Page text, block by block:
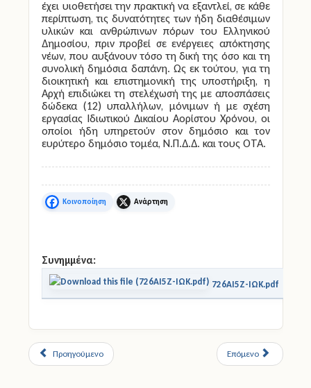
έχει υιοθετήσει την πρακτική να εξαντλεί, σε κάθε
περίπτωση, τις δυνατότητες των ήδη διαθέσιμων
υλικών και ανθρώπινων πόρων του Ελληνικού
Δημοσίου, πριν προβεί σε ενέργειες απόκτησης
νέων, που αυξάνουν τόσο τη δική της όσο και τη
συνολική δημόσια δαπάνη. Ως εκ τούτου, για τη
διοικητική και επιστημονική της υποστήριξη, η
Αρχή επιδιώκει τη στελέχωσή της με αποσπάσεις
δώδεκα (12) υπαλλήλων, μόνιμων ή με σχέση
εργασίας Ιδιωτικού Δικαίου Αορίστου Χρόνου, οι
οποίοι ήδη υπηρετούν στον δημόσιο και τον
ευρύτερο δημόσιο τομέα, Ν.Π.Δ.Δ. και τους ΟΤΑ.
Facebook X
Συνημμένα:
726ΑΙ5Ζ-ΙΩΚ.pdf
Προηγούμενο Επόμενο